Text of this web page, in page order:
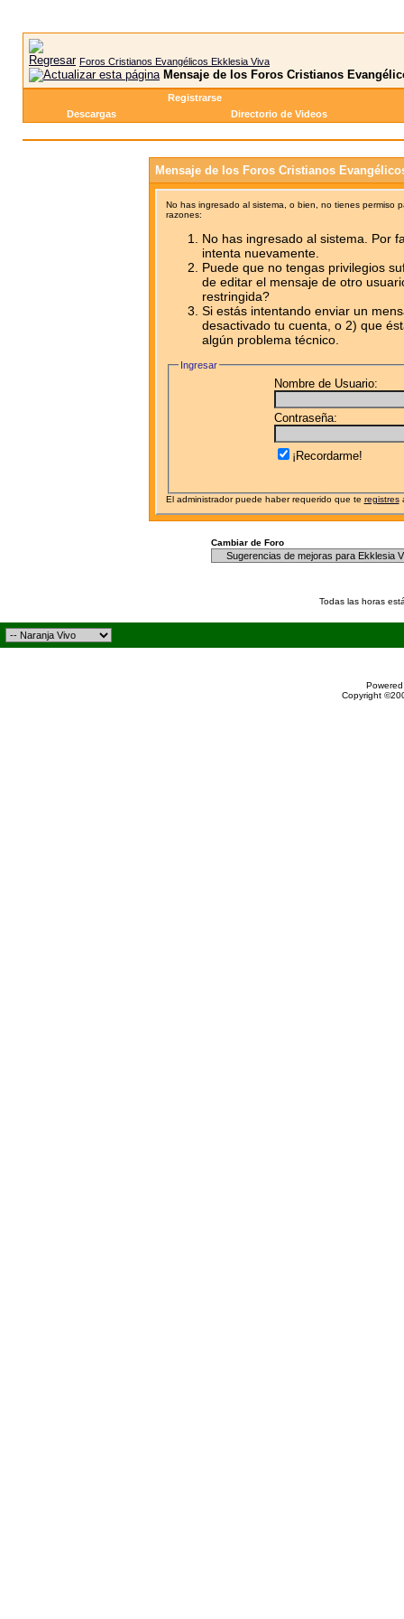
Foros Cristianos Evangélicos Ekklesia Viva
Mensaje de los Foros Cristianos
Registrarse
Descargas
Directorio de Videos
Mensaje de los Foros Cristianos
No has ingresado al sistema, o bien, no tienes permiso
razones:
No has ingresado al sistema. Por
intenta nuevamente.
Puede que no tengas privilegios
de editar el mensaje de otro
restringida?
Si estás intentando enviar un
desactivado tu cuenta, o 2) que
algún problema técnico.
Ingresar
Nombre de Usuario:
Contraseña:
¡Recordarme!
El administrador puede haber requerido que te registres
Cambiar de Foro
Todas las horas
Copyright